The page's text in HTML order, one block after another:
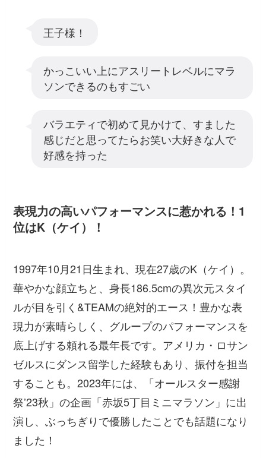
王子様！
かっこいい上にアスリートレベルにマラ
ソンできるのもすごい
バラエティで初めて見かけて、すました
感じだと思ってたらお笑い大好きな人で
好感を持った
表現力の高いパフォーマンスに惹かれる！1
位はK（ケイ）！
1997年10月21日生まれ、現在27歳のK（ケイ）。
華やかな顔立ちと、身長186.5cmの異次元スタイ
ルが目を引く&TEAMの絶対的エース！豊かな表
現力が素晴らしく、グループのパフォーマンスを
底上げする頼れる最年長です。アメリカ・ロサン
ゼルスにダンス留学した経験もあり、振付を担当
することも。2023年には、「オールスター感謝
祭’23秋」の企画「赤坂5丁目ミニマラソン」に出
演し、ぶっちぎりで優勝したことでも話題になり
ました！